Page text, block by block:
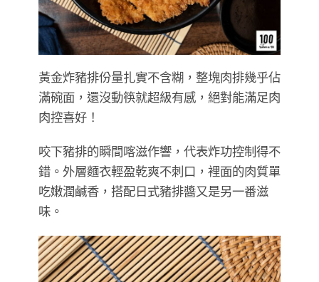
黃金炸豬排份量扎實不含糊，整塊肉排幾乎佔
滿碗面，還沒動筷就超級有感，絕對能滿足肉
肉控喜好！
咬下豬排的瞬間喀滋作響，代表炸功控制得不
錯。外層麵衣輕盈乾爽不刺口，裡面的肉質單
吃嫩潤鹹香，搭配日式豬排醬又是另一番滋
味。